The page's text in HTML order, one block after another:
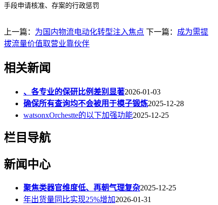
手段申请核准、存案的行政惩罚
上一篇： 为国内物流电动化转型注入焦点 下一篇： 成为需提
拔流量价值取营业靠伙伴
相关新闻
、各专业的保研比例差别显著2026-01-03
确保所有查询均不会被用于模子锻炼2025-12-28
watsonxOrchestte的以下加强功能2025-12-25
栏目导航
新闻中心
聚焦类器官维度低、再朝气理复杂2025-12-25
年出货量同比实现25%增加2026-01-31